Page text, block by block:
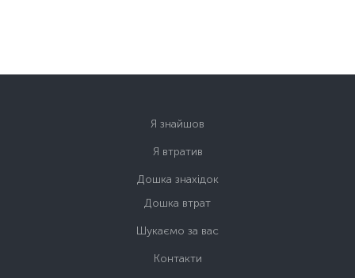
Я знайшов
Я втратив
Дошка знахідок
Дошка втрат
Шукаємо за вас
Контакти